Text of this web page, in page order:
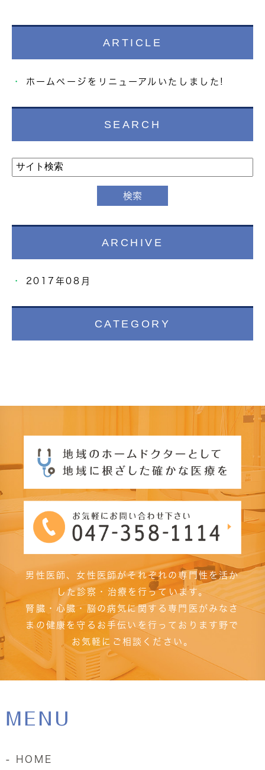
ARTICLE
ホームページをリニューアルいたしました!
SEARCH
ARCHIVE
2017年08月
CATEGORY
男性医師、女性医師がそれぞれの専門性を活か
した診察・治療を行っています。
腎臓・心臓・脳の病気に関する専門医がみなさ
まの健康を守るお手伝いを行っております野で
お気軽にご相談ください。
MENU
- HOME